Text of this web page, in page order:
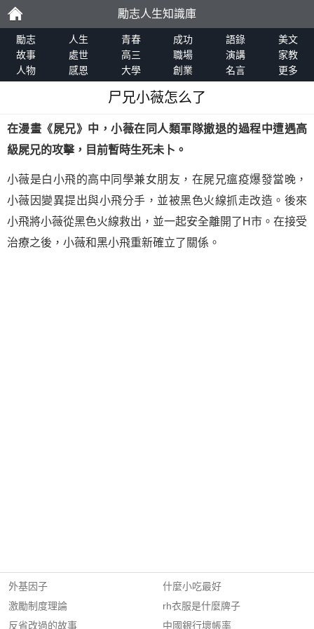
勵
志
勵志人生知識庫
勵志 人生 青春 成功 語錄
美文
故事
處世 高三 職場 演講
家教
人物
感恩 大學 創業 名言 更多
尸兄小薇怎么了
在漫畫 《屍兄》 中，小薇在同人類軍隊撤退的過程中遭遇高
級屍兄的攻擊，目前暫時生死未卜。
小薇是白小飛的高中同學兼女朋友，在屍兄瘟疫爆發當晚，
小薇因變異提出與小飛分手，並被黑色火線抓走改造。後來
小飛將小薇從黑色火線救出，並一起安全離開了H市。在接受
治療之後，小薇和黑小飛重新確立了關係。
外基因子
激勵制度理論
反省改過的故事
什麼小吃最好
rh衣服是什麼牌子
中國銀行壞帳率